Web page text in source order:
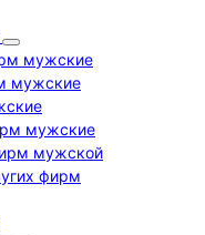
мужские
мужские
мужские
мужской
фирм